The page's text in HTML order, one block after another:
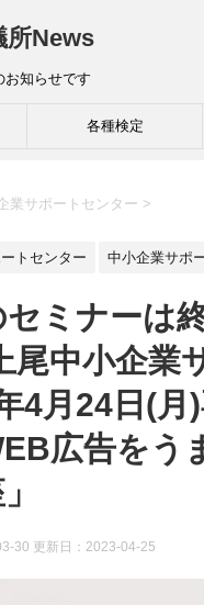
所News
お知らせです
各種検定
業サポートセンター >
トセンター 中小企業サポ
ミナーは
尾中小企業
4月24日(月
広告を
30 更新日： 2023-04-25